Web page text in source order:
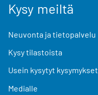
Kysy meiltä
Neuvonta ja tietopalvelu
Kysy tilastoista
Usein kysytyt kysymykset
Medialle